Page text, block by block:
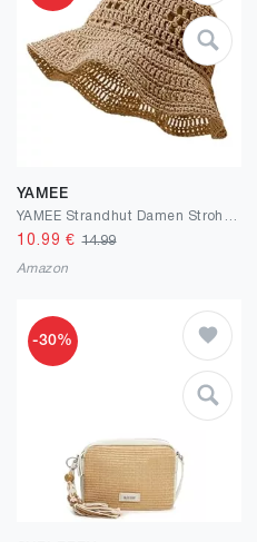
YAMEE
10.99 €14.99
Amazon
-30%